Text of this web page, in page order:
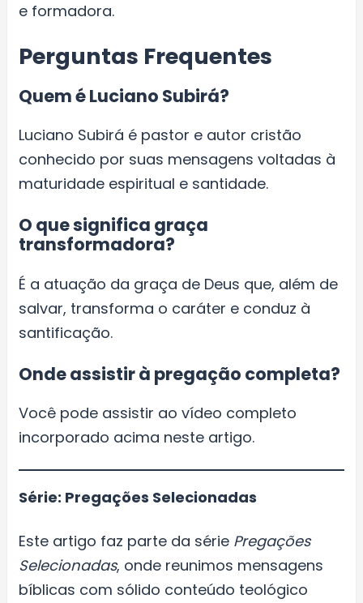
e formadora.
Perguntas Frequentes
Quem é Luciano Subirá?
Luciano Subirá é pastor e autor cristão
conhecido por suas mensagens voltadas à
maturidade espiritual e santidade.
O que significa graça
transformadora?
É a atuação da graça de Deus que, além de
salvar, transforma o caráter e conduz à
santificação.
Onde assistir à pregação completa?
Você pode assistir ao vídeo completo
incorporado acima neste artigo.
Série: Pregações Selecionadas
Este artigo faz parte da série Pregações
Selecionadas, onde reunimos mensagens
bíblicas com sólido conteúdo teológico